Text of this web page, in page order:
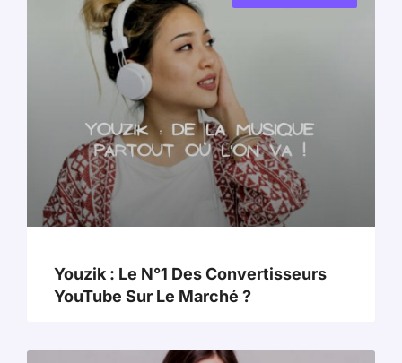
Youzik : Le N°1 Des Convertisseurs
YouTube Sur Le Marché ?